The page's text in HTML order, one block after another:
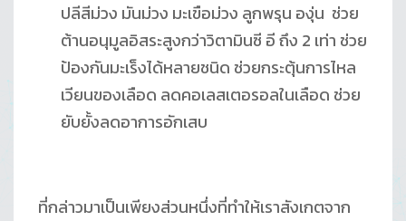
ปลีสีม่วง มันม่วง มะเขือม่วง ลูกพรุน องุ่น ช่วย
ต้านอนุมูลอิสระสูงกว่าวิตามินซี อี ถึง 2 เท่า ช่วย
ป้องกันมะเร็งได้หลายชนิด ช่วยกระตุ้นการไหล
เวียนของเลือด ลดคอเลสเตอรอลในเลือด ช่วย
ยับยั้งลดอาการอักเสบ
ที่กล่าวมาเป็นเพียงส่วนหนึ่งที่ทำให้เราสังเกตจาก